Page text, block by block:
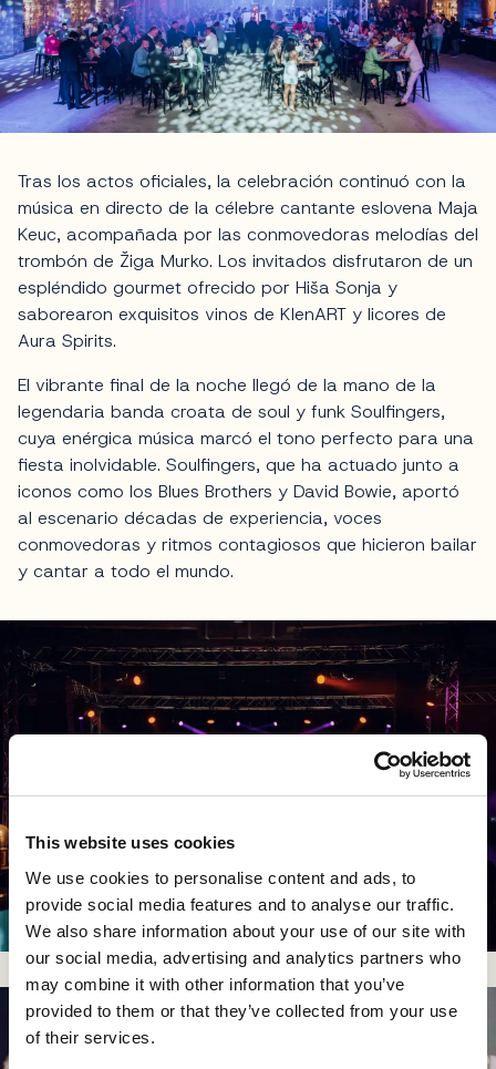
This website uses cookies
We use cookies to personalise content and ads, to
provide social media features and to analyse our traffic.
We also share information about your use of our site with
our social media, advertising and analytics partners who
may combine it with other information that you’ve
provided to them or that they’ve collected from your use
of their services.
Tras los actos oficiales, la celebración continuó con la
música en directo de la célebre cantante eslovena Maja
Keuc, acompañada por las conmovedoras melodías del
trombón de Žiga Murko. Los invitados disfrutaron de un
espléndido gourmet ofrecido por Hiša Sonja y
saborearon exquisitos vinos de KlenART y licores de
Aura Spirits.
El vibrante final de la noche llegó de la mano de la
legendaria banda croata de soul y funk Soulfingers,
cuya enérgica música marcó el tono perfecto para una
fiesta inolvidable. Soulfingers, que ha actuado junto a
iconos como los Blues Brothers y David Bowie, aportó
al escenario décadas de experiencia, voces
conmovedoras y ritmos contagiosos que hicieron bailar
y cantar a todo el mundo.